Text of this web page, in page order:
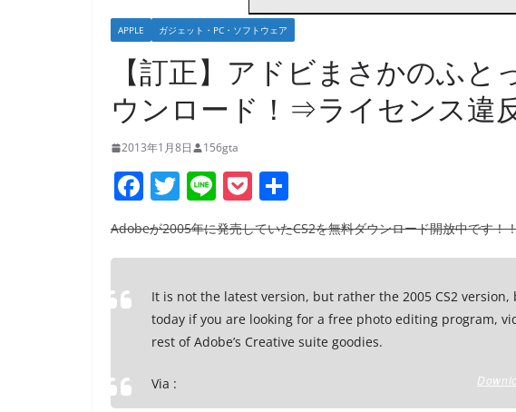
APPLE ガジェット・PC・ソフトウェア
【訂正】アドビまさかのふと
ウンロード！⇒ライセンス違
2013年1月8日 156gta
F
a
c
b
o
o
k
T
w
itt
Li
n
e
P
o
ck
有
Adobeが2005年に発売していたCS2を無料ダウンロード開放中です！
It is not the latest version, but rather the 2005 CS2
today if you are looking for a free photo editing program,
rest of Adobe’s Creative suite goodies.
Via :